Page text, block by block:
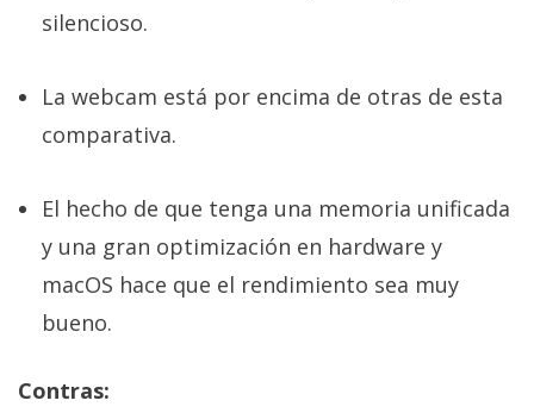
silencioso.
La webcam está por encima de otras de esta
comparativa.
El hecho de que tenga una memoria unificada
y una gran optimización en hardware y
macOS hace que el rendimiento sea muy
bueno.
Contras: